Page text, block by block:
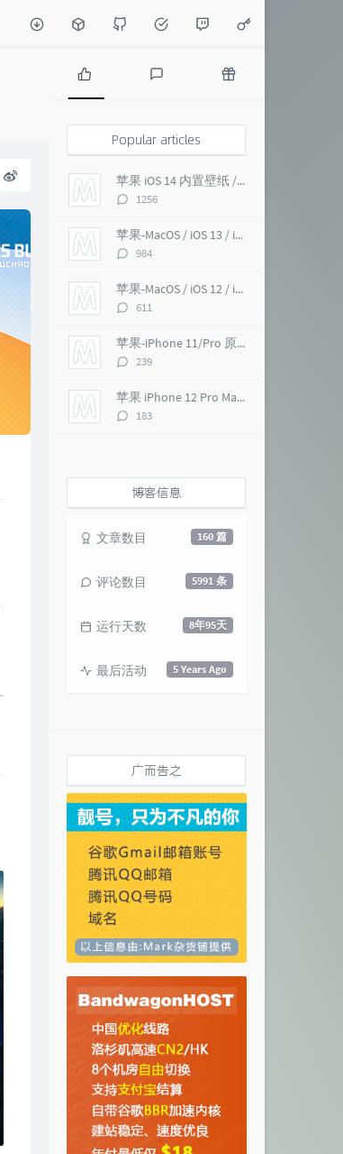
P
u
l
a
r
a
r
t
i
c
l
e
s
t
e
t
c
m
n
d
m
Popular articles
苹果 iOS 14 内置壁纸 / macOS Big Sur 超高清 6K
评
数：
1256
苹果-MacOS / iOS 13 / iMac Pro 5K 超高清壁纸
评
数：
984
苹果-MacOS / iOS 12 / iMac Pro 5K 壁纸
评
数：
611
苹果-iPhone 11/Pro 原生 超高清壁纸
评
数：
239
苹果 iPhone 12 Pro Max 内置壁纸 超高清
评
183
博客信息
160 篇
文章数目
5991 条
评论数目
8年95天
运行天数
5 Years Ago
最后活动
广而告之